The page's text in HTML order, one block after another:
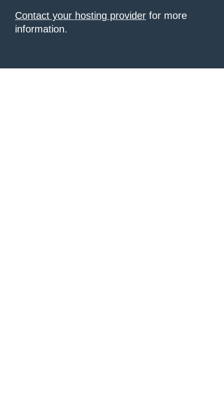
Contact your hosting provider for more
information.